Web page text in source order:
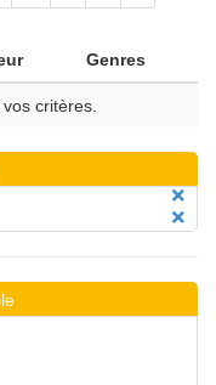
Genres
critères.